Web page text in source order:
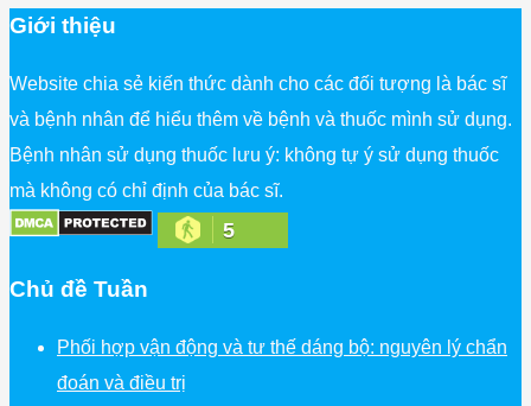
Giới thiệu
Website chia sẻ kiến thức dành cho các đối tượng là bác sĩ
và bệnh nhân để hiểu thêm về bệnh và thuốc mình sử dụng.
Bệnh nhân sử dụng thuốc lưu ý: không tự ý sử dụng thuốc
mà không có chỉ định của bác sĩ.
5
Chủ đề Tuần
Phối hợp vận động và tư thế dáng bộ: nguyên lý chẩn
đoán và điều trị